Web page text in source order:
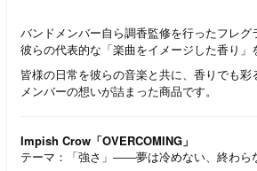
バンドメンバー自ら調香監修を行ったフレグ
彼らの代表的な「楽曲をイメージした香り」
皆様の日常を彼らの音楽と共に、香りでも彩
メンバーの想いが詰まった商品です。
Impish Crow「OVERCOMING」
テーマ：「強さ」――夢は冷めない、終わら